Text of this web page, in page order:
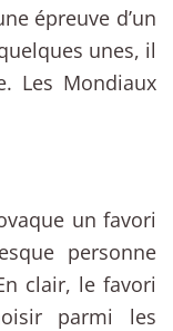
épreuve d’un
unes, il
Les Mondiaux
un favori
personne
clair, le favori
parmi les